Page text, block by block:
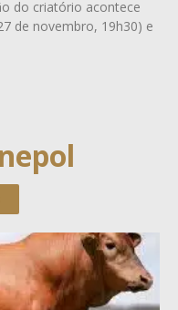
do criatório acontece
de novembro, 19h30) e